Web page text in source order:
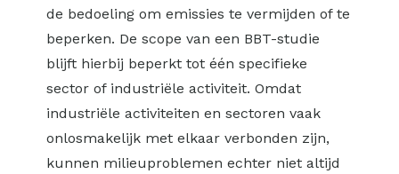
de bedoeling om emissies te vermijden of te
beperken. De scope van een BBT-studie
blijft hierbij beperkt tot één specifieke
sector of industriële activiteit. Omdat
industriële activiteiten en sectoren vaak
onlosmakelijk met elkaar verbonden zijn,
kunnen milieuproblemen echter niet altijd